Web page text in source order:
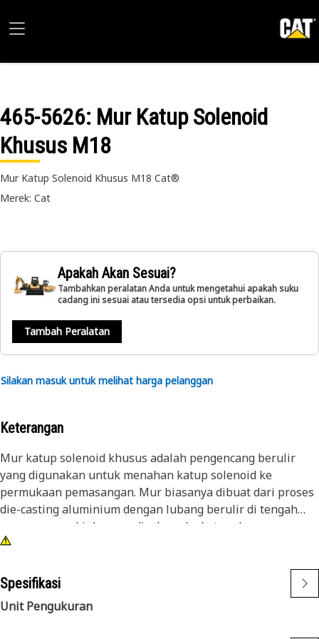
465-5626: Mur Katup Solenoid
Khusus M18
Mur Katup Solenoid Khusus M18 Cat®
Merek: Cat
Apakah Akan Sesuai?
Tambahkan peralatan Anda untuk mengetahui apakah suku
cadang ini sesuai atau tersedia opsi untuk perbaikan.
Tambah Peralatan
Silakan masuk untuk melihat harga pelanggan
Keterangan
Mur katup solenoid khusus adalah pengencang berulir
yang digunakan untuk menahan katup solenoid ke
permukaan pemasangan. Mur biasanya dibuat dari proses
die-casting aluminium dengan lubang berulir di tengah
yang memungkinkannya disekrup ke katup dan
mencegahnya bergerak atau kendur selama
Atribut:
Dilengkapi dengan sisipan karet yang membantu meredam
Spesifikasi
Unit Pengukuran